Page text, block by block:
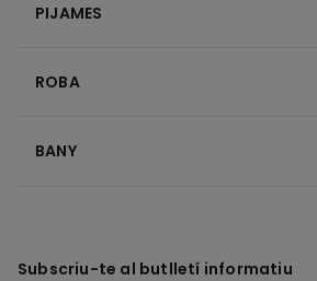
PIJAMES
ROBA
BANY
Subscriu-te al butlletí informatiu